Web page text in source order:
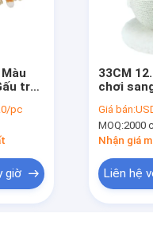
trúc
chó
pc
giờ
33CM
chơi
mèo cào
móng
Giá bán:
MOQ:2000
Nhận giá
Liên hệ